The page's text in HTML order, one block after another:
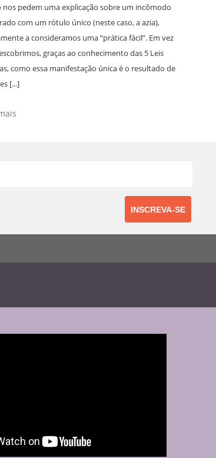
nos pedem uma explicação sobre um incômodo
com um rótulo único (neste caso, a azia),
a consideramos uma “prática fácil”. Em vez
graças ao conhecimento das 5 Leis
como essa manifestação única é o resultado de
[...]